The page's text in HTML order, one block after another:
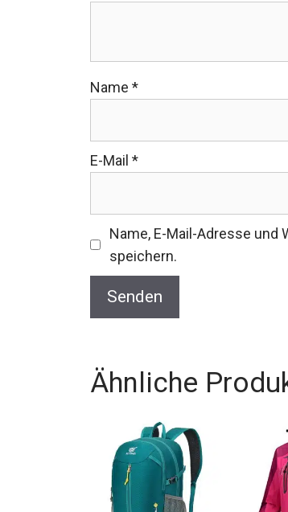
Name *
E-Mail *
Name, E-Mail-Adresse
speichern.
Ähnliche